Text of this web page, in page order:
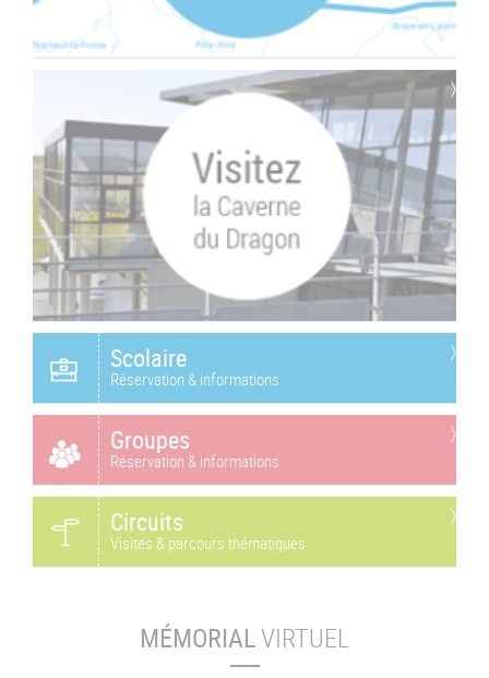
Scolaire
Réservation & informations
Groupes
Réservation & informations
Circuits
Visites & parcours thématiques
MÉMORIALVIRTUEL